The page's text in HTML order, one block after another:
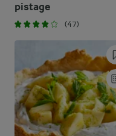
pistage
(47)